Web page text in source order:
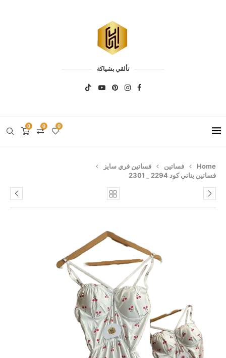
تألقي بشياكة
0 0 0
Home فساتين
فساتين فري سايز
فساتين بناتي كود 2294 _ 2301